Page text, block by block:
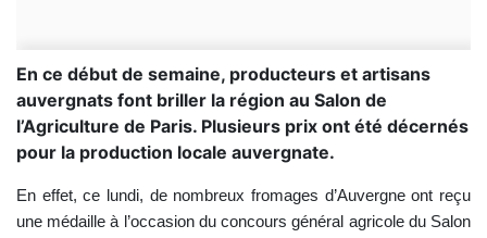
En ce début de semaine, producteurs et artisans
auvergnats font briller la région au Salon de
l’Agriculture de Paris. Plusieurs prix ont été décernés
pour la production locale auvergnate.
En effet, ce lundi, de nombreux fromages d’Auvergne ont reçu
une médaille à l’occasion du concours général agricole du Salon